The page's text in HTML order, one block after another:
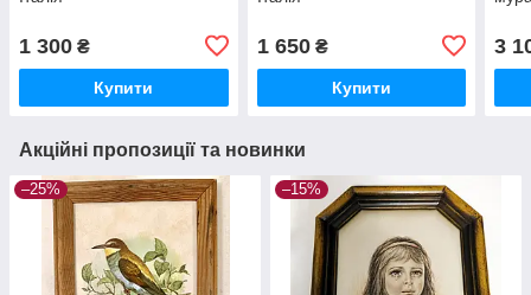
1 300 ₴
Купити
1 650₴
Купити
3
Акційні пропозиції та новинки
–25% –15%